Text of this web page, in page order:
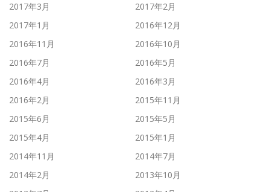
2017年3月
2017年2月
2017年1月
2016年12月
2016年11月
2016年10月
2016年7月
2016年5月
2016年4月
2016年3月
2016年2月
2015年11月
2015年6月
2015年5月
2015年4月
2015年1月
2014年11月
2014年7月
2014年2月
2013年10月